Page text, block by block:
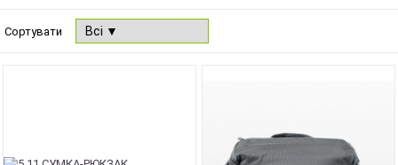
Сортувати